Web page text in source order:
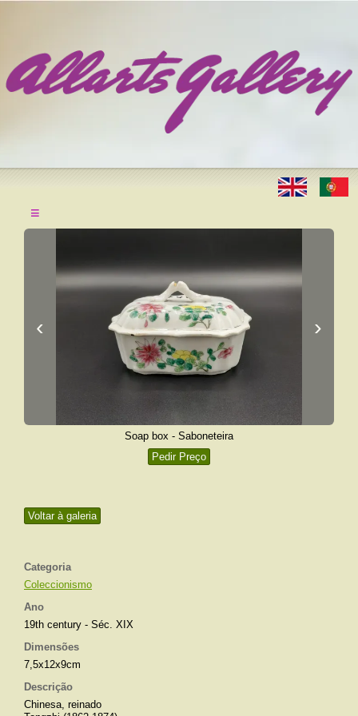
≡
Voltar à galeria
Categoria
Coleccionismo
Ano
19th century - Séc. XIX
Dimensões
7,5x12x9cm
Descrição
Chinesa, reinado
‹ ›
Soap box - Saboneteira
Pedir Preço